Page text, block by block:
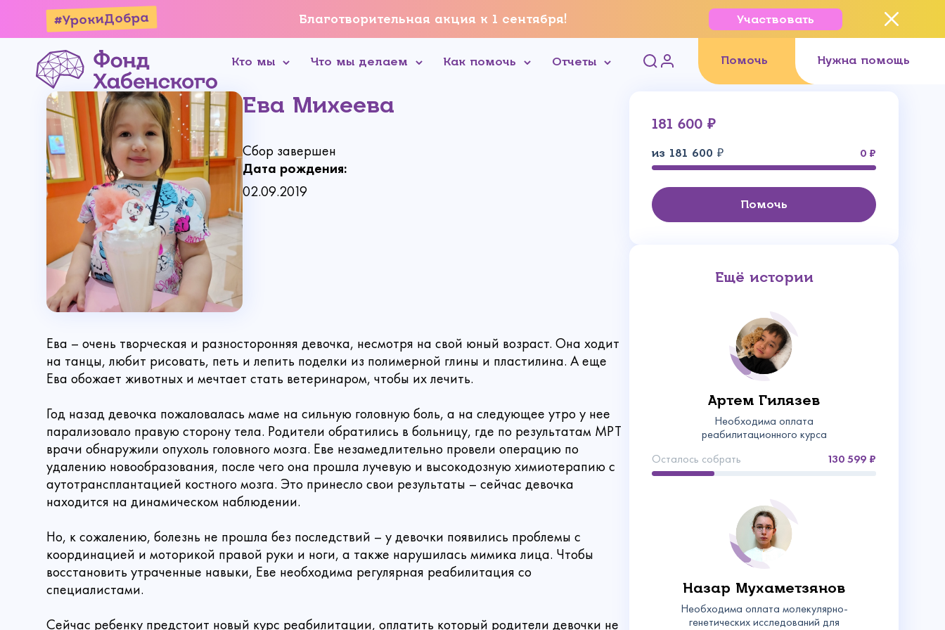
#УрокиДобра Благотворительная акция к 1 сентября! Участвовать
Кто мы Что мы делаем Как помочь Отчеты Помочь Нужна помощь
Ева Михеева
Сбор завершен
Дата рождения:
02.09.2019
Ева – очень творческая и разносторонняя девочка, несмотря на свой юный возраст. Она ходит
на танцы, любит рисовать, петь и лепить поделки из полимерной глины и пластилина. А еще
Ева обожает животных и мечтает стать ветеринаром, чтобы их лечить.
Год назад девочка пожаловалась маме на сильную головную боль, а на следующее утро у нее
парализовало правую сторону тела. Родители обратились в больницу, где по результатам МРТ
врачи обнаружили опухоль головного мозга. Еве незамедлительно провели операцию по
удалению новообразования, после чего она прошла лучевую и высокодозную химиотерапию с
аутотрансплантацией костного мозга. Это принесло свои результаты – сейчас девочка
находится на динамическом наблюдении.
Но, к сожалению, болезнь не прошла без последствий – у девочки появились проблемы с
координацией и моторикой правой руки и ноги, а также нарушилась мимика лица. Чтобы
восстановить утраченные навыки, Еве необходима регулярная реабилитация со
специалистами.
Сейчас ребенку предстоит новый курс реабилитации, оплатить который родители девочки не
181 600 ₽
из 181 600 ₽ 0
Помочь
Ещё истории
Артем Гилязев
Необходима оплата
реабилитационного курса
Осталось собрать
130 599
Назар Мухаметзянов
Необходима оплата молекулярно-
генетических исследований для
Связаться с нами
Имя